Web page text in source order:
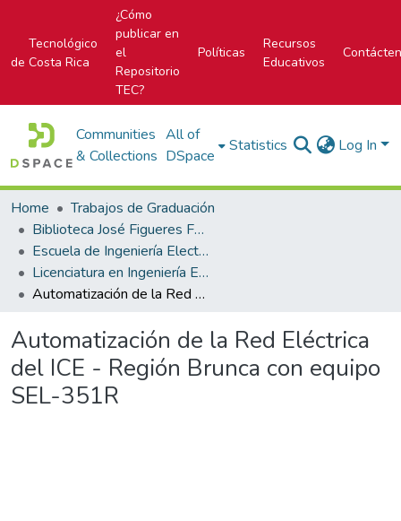
Tecnológico
de Costa Rica
¿Cómo
publicar en
el
Repositorio
TEC?
Políticas
Recursos
Educativos
Communities
& Collections
All of
DSpace
Statistics Log In
Home
Trabajos de Graduación
Biblioteca José Figueres Ferrer
Escuela de Ingeniería Electrónica
Licenciatura en Ingeniería Electrónica
Automatización de la Red Eléctrica del ICE - Región Brunca con equipo SEL-351R
Automatización de la Red Eléctrica
del ICE - Región Brunca con equipo
SEL-351R